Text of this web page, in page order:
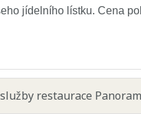
jídelního lístku. Cena
restaurace